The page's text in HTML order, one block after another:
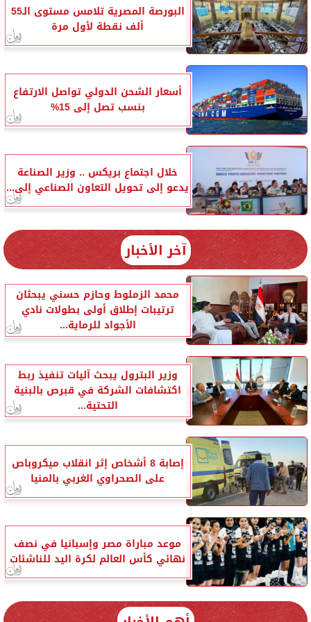
البورصة المصرية تلامس مستوى الـ55
ألف نقطة لأول مرة
أسعار الشحن الدولي تواصل الارتفاع
بنسب تصل إلى 15%
خلال اجتماع بريكس .. وزير الصناعة
يدعو إلى تحويل التعاون الصناعي إلى...
آخر الأخبار
محمد الزملوط وحازم حسني يبحثان
ترتيبات إطلاق أولى بطولات نادي
الأجواد للرماية...
وزير البترول يبحث آليات تنفيذ ربط
اكتشافات الشركة في قبرص بالبنية
التحتية...
إصابة 8 أشخاص إثر انقلاب ميكروباص
على الصحراوي الغربي بالمنيا
موعد مباراة مصر وإسبانيا في نصف
نهائي كأس العالم لكرة اليد للناشئات